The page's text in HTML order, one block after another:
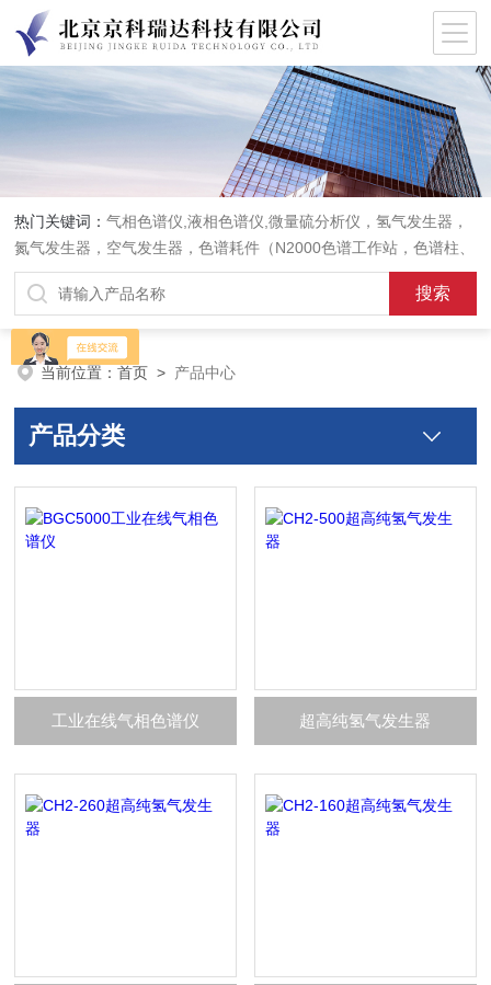
热门关键词：气相色谱仪,液相色谱仪,微量硫分析仪，氢气发生器，
氮气发生器，空气发生器，色谱耗件（N2000色谱工作站，色谱柱、
阀件、进样器、色谱担体），顶空进样器，热解析仪，紫外分光光度
计，原子吸收分光光度计，傅立叶红外光谱仪，分析天平等常规实验
室产品。
当前位置：首页 > 产品中心
产品分类
工业在线气相色谱仪 超高纯氢气发生器